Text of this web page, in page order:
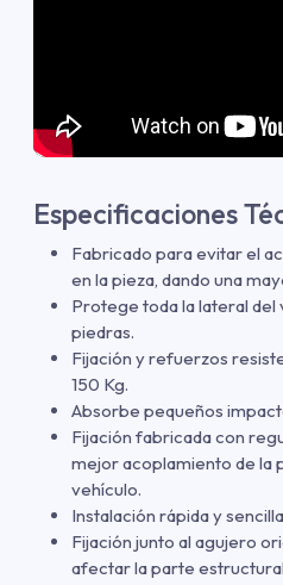
Especificaciones
Fabricado para evitar el
en la pieza, dando una
Protege toda la lateral
piedras.
Fijación y refuerzos
150 Kg.
Absorbe pequeños
Fijación fabricada con
mejor acoplamiento de la
vehículo.
Instalación rápida y
Fijación junto al agujero
afectar la parte